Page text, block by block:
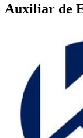
Auxiliar de